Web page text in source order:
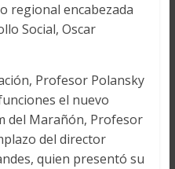
regional encabezada
Social, Oscar
Profesor Polansky
el nuevo
del Marañón, Profesor
del director
quien presentó su